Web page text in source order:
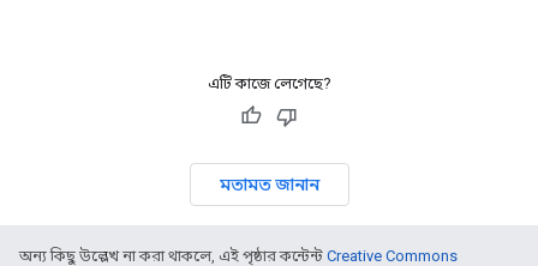
এটি কাজে লেগেছে?
মতামত জানান
অন্য কিছু উল্লেখ না করা থাকলে, এই পৃষ্ঠার কন্টেন্ট Creative Commons